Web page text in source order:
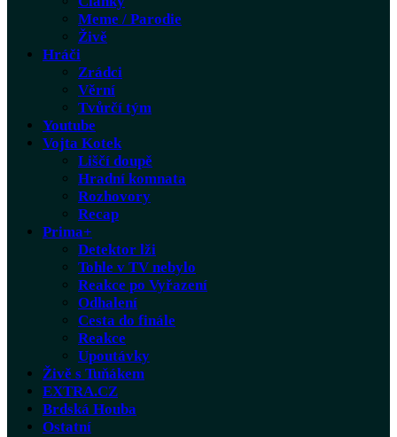
Meme / Parodie
Živě
Hráči
Zrádci
Věrní
Tvůrčí tým
Youtube
Vojta Kotek
Liščí doupě
Hradní komnata
Rozhovory
Recap
Prima+
Detektor lži
Tohle v TV nebylo
Reakce po Vyřazení
Odhalení
Cesta do finále
Reakce
Upoutávky
Živě s Tuňákem
EXTRA.CZ
Brdská Houba
Ostatní